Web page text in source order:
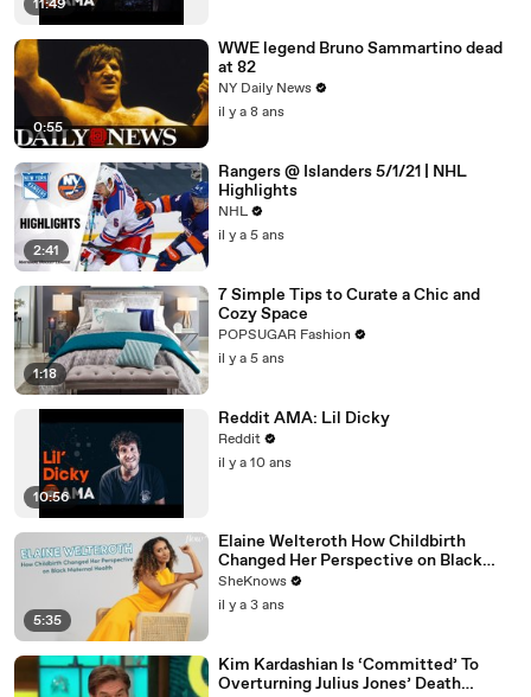
11:49
0:55
WWE legend Bruno Sammartino dead
at 82
NY Daily News
il y a 8 ans
2:41
Rangers @ Islanders 5/1/21 | NHL
Highlights
NHL
il y a 5 ans
1:18
7 Simple Tips to Curate a Chic and
Cozy Space
POPSUGAR Fashion
il y a 5 ans
10:56
Reddit AMA: Lil Dicky
Reddit
il y a 10 ans
5:35
Elaine Welteroth How Childbirth
Changed Her Perspective on Black
Maternal Health
SheKnows
il y a 3 ans
Kim Kardashian Is ‘Committed’ To
Overturning Julius Jones’ Death